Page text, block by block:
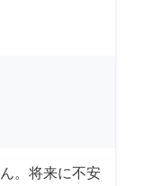
。将来に不安